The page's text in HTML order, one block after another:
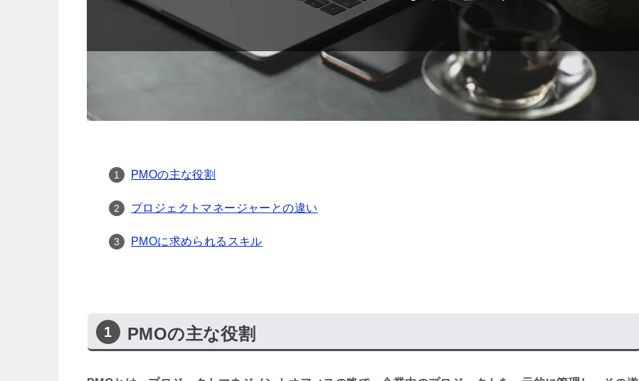
PMOの主な役割
プロジェクトマネージャーとの違い
PMOに求められるスキル
PMOの主な役割